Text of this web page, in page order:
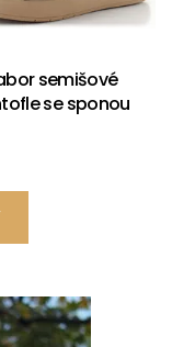
semišové
se sponou